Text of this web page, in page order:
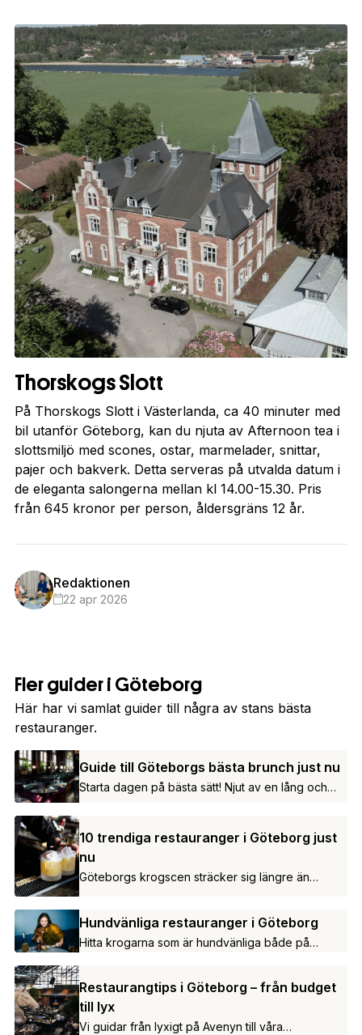
Thorskogs Slott
På Thorskogs Slott i Västerlanda, ca 40 minuter med
bil utanför Göteborg, kan du njuta av Afternoon tea i
slottsmiljö med scones, ostar, marmelader, snittar,
pajer och bakverk. Detta serveras på utvalda datum i
de eleganta salongerna mellan kl 14.00-15.30. Pris
från 645 kronor per person, åldersgräns 12 år.
Redaktionen
22 apr 2026
Fler guider i Göteborg
Här har vi samlat guider till några av stans bästa
restauranger.
Guide till Göteborgs bästa brunch just nu
Starta dagen på bästa sätt! Njut av en lång och
god brunch.
10 trendiga restauranger i Göteborg just
nu
Göteborgs krogscen sträcker sig längre än
Avenyn och klassiska fiskrestauranger.
Hundvänliga restauranger i Göteborg
Hitta krogarna som är hundvänliga både på
uteserveringen och inne i lokalen.
Restaurangtips i Göteborg – från budget
till lyx
Vi guidar från lyxigt på Avenyn till våra